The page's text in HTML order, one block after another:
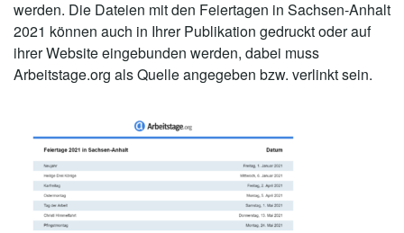
werden. Die Dateien mit den Feiertagen in Sachsen-Anhalt
2021 können auch in Ihrer Publikation gedruckt oder auf
ihrer Website eingebunden werden, dabei muss
Arbeitstage.org als Quelle angegeben bzw. verlinkt sein.